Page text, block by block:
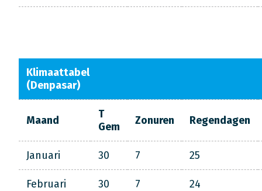
Klimaattabel
(Denpasar)
Maand
T
Gem
Zonuren Regendagen
Januari 30 7 25
Februari 30 7 24